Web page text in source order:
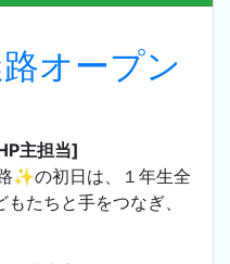
オープン
主担当]
の初日は、１年生全
たちと手をつなぎ、